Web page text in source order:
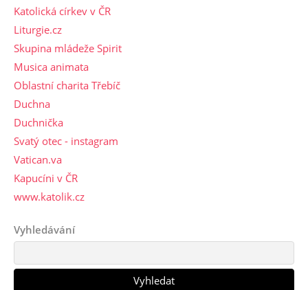
Katolická církev v ČR
Liturgie.cz
Skupina mládeže Spirit
Musica animata
Oblastní charita Třebíč
Duchna
Duchnička
Svatý otec - instagram
Vatican.va
Kapucíni v ČR
www.katolik.cz
Vyhledávání